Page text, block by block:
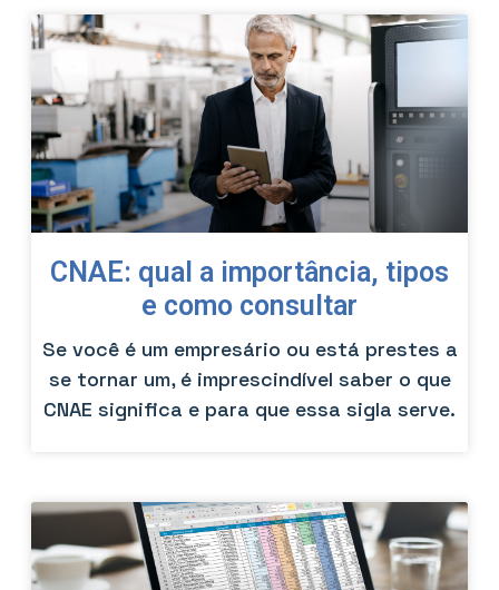
CNAE: qual a importância, tipos
e como consultar
Se você é um empresário ou está prestes a
se tornar um, é imprescindível saber o que
CNAE significa e para que essa sigla serve.